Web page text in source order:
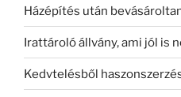
Házépítés után
Irattároló állvány, ami jól is
Kedvtelésből